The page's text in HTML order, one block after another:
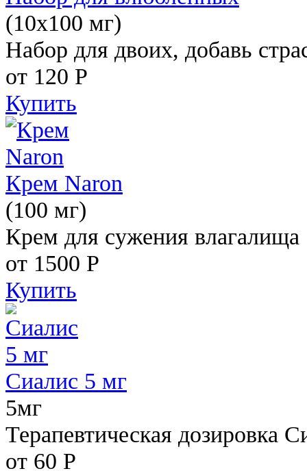
(10х100 мг)
Набор для двоих, добавь
от 120 Р
Купить
Крем Naron
(100 мг)
Крем для сужения влагалища
от 1500 Р
Купить
Сиалис 5 мг
5мг
Терапевтическая дозировка
от 60 Р